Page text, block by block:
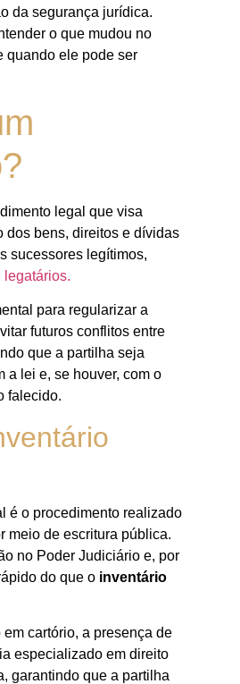
da segurança jurídica.
o que mudou no
quando ele pode ser
legal que visa
dos bens, direitos e dívidas
sucessores legítimos,
legatários.
para regularizar a
futuros conflitos entre
que a partilha seja
a lei e, se houver, com o
falecido.
é o procedimento realizado
meio de escritura pública.
no Poder Judiciário e, por
do que o inventário
cartório, a presença de
especializado em direito
garantindo que a partilha